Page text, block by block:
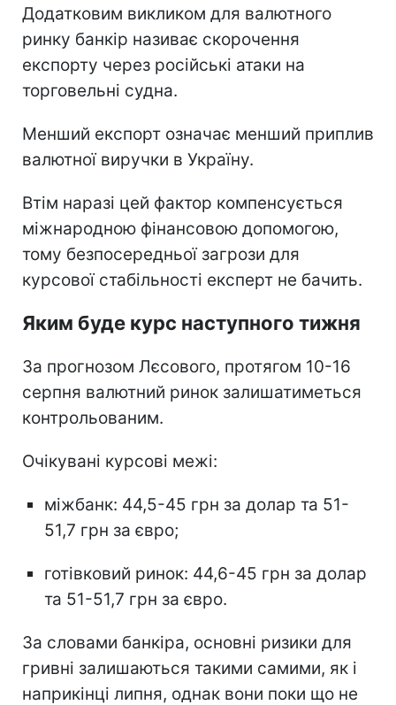
Додатковим викликом для валютного
ринку банкір називає скорочення
експорту через російські атаки на
торговельні судна.
Менший експорт означає менший приплив
валютної виручки в Україну.
Втім наразі цей фактор компенсується
міжнародною фінансовою допомогою,
тому безпосередньої загрози для
курсової стабільності експерт не бачить.
Яким буде курс наступного тижня
За прогнозом Лєсового, протягом 10-16
серпня валютний ринок залишатиметься
контрольованим.
Очікувані курсові межі:
міжбанк: 44,5-45 грн за долар та 51-
51,7 грн за євро;
готівковий ринок: 44,6-45 грн за долар
та 51-51,7 грн за євро.
За словами банкіра, основні ризики для
гривні залишаються такими самими, як і
наприкінці липня, однак вони поки що не